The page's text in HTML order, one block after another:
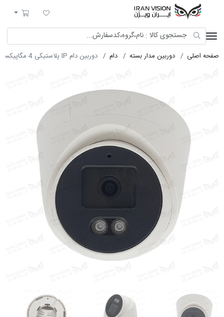
لیست مورد علاقه
سبد خرید
صفحه اصلی دوربین مدار بسته دام دوربین دام IP پلاستیکی 4 مگاپیکسل POE با لنز 3.6 میکروفون داخلی